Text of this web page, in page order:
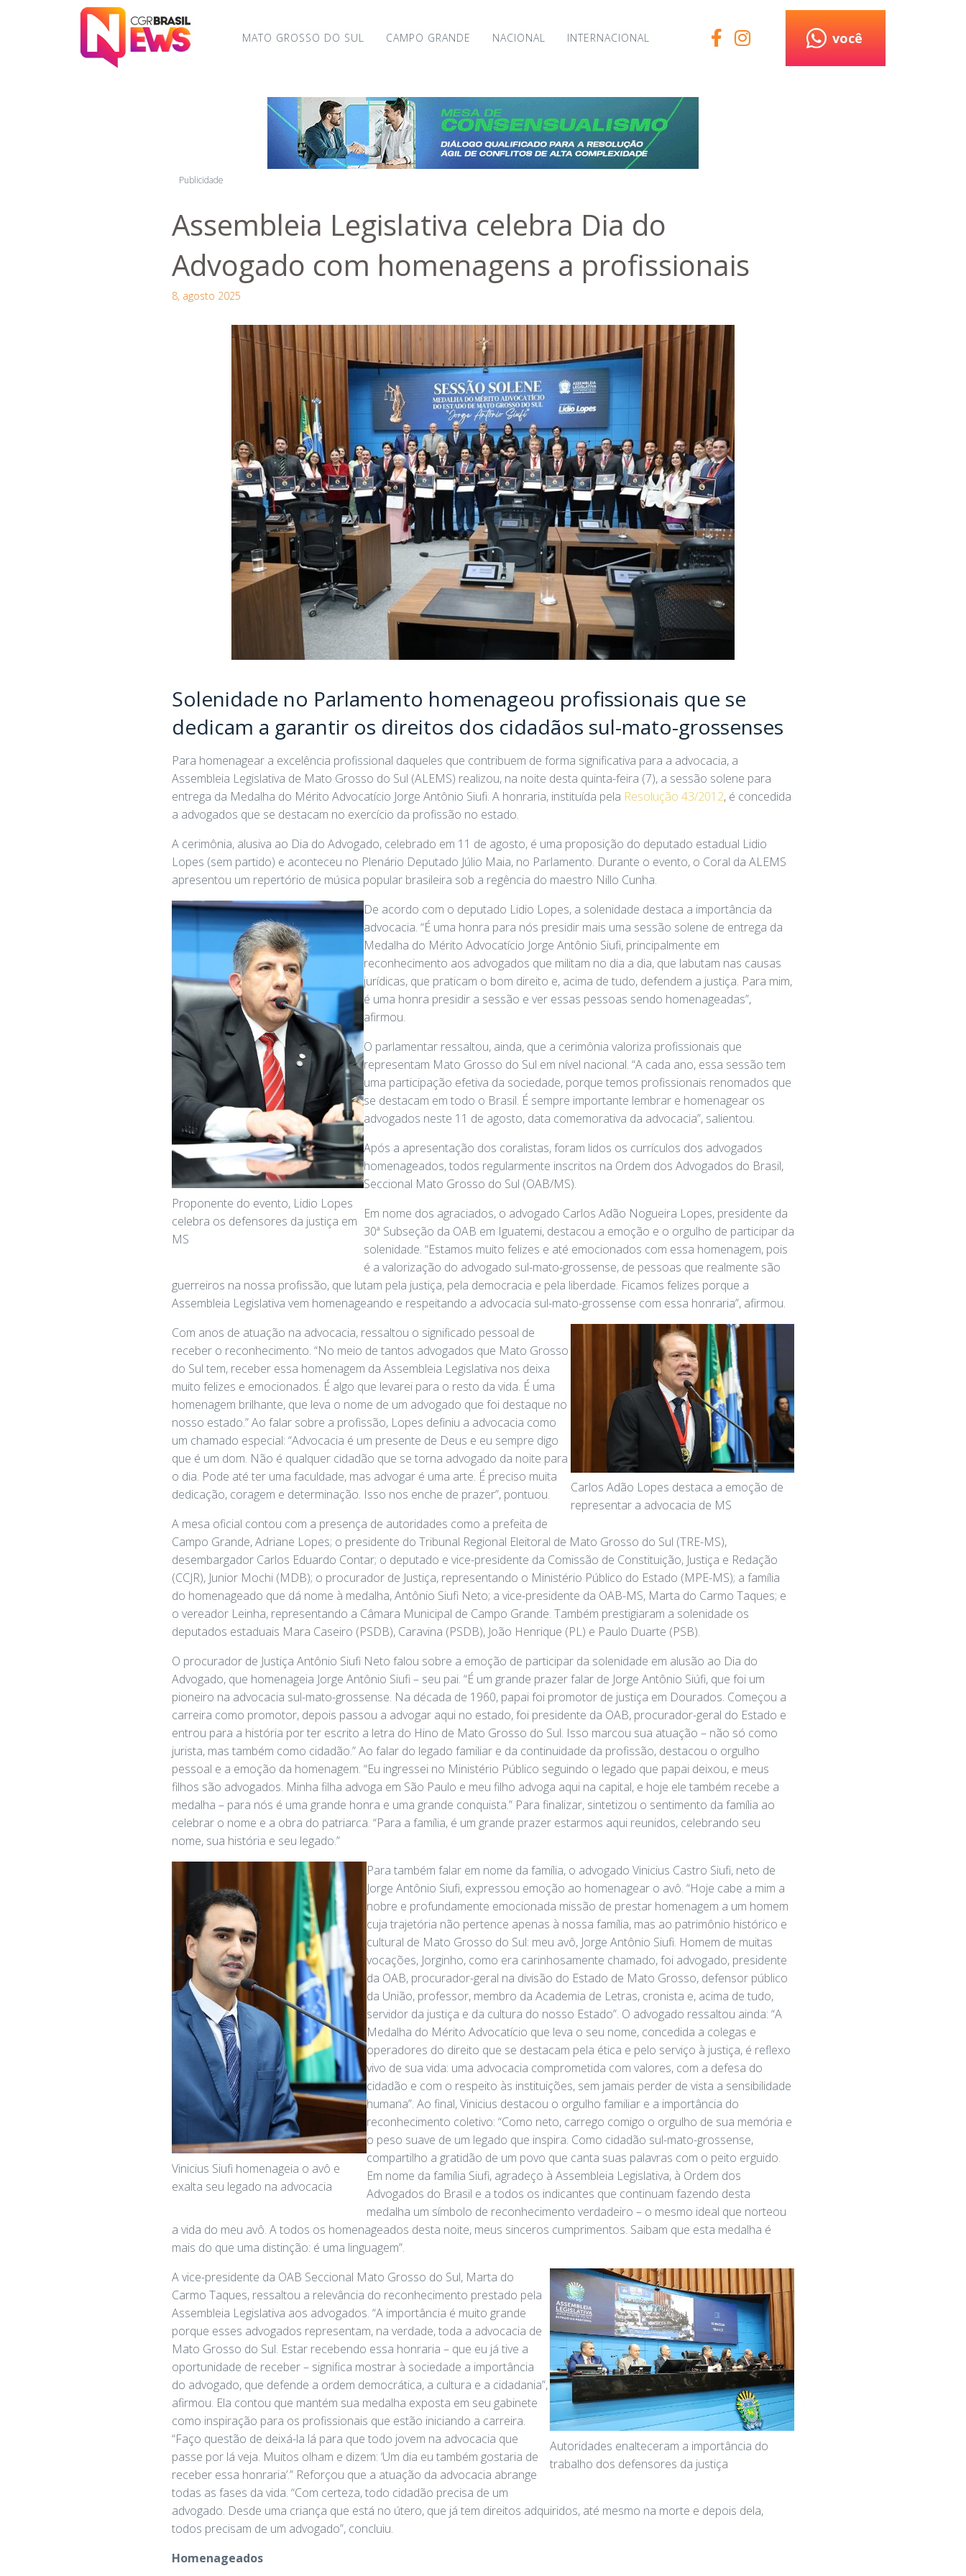
MATO GROSSO DO SUL CAMPO GRANDE NACIONAL INTERNACIONAL você
Publicidade
Assembleia Legislativa celebra Dia do
Advogado com homenagens a profissionais
8, agosto 2025
Solenidade no Parlamento homenageou profissionais que se
dedicam a garantir os direitos dos cidadãos sul-mato-grossenses
Para homenagear a excelência profissional daqueles que contribuem de forma significativa para a advocacia, a
Assembleia Legislativa de Mato Grosso do Sul (ALEMS) realizou, na noite desta quinta-feira (7), a sessão solene para
entrega da Medalha do Mérito Advocatício Jorge Antônio Siufi. A honraria, instituída pela Resolução 43/2012, é concedida
a advogados que se destacam no exercício da profissão no estado.
A cerimônia, alusiva ao Dia do Advogado, celebrado em 11 de agosto, é uma proposição do deputado estadual Lidio
Lopes (sem partido) e aconteceu no Plenário Deputado Júlio Maia, no Parlamento. Durante o evento, o Coral da ALEMS
apresentou um repertório de música popular brasileira sob a regência do maestro Nillo Cunha.
Proponente do evento, Lidio Lopes
celebra os defensores da justiça em
MS
De acordo com o deputado Lidio Lopes, a solenidade destaca a importância da
advocacia. “É uma honra para nós presidir mais uma sessão solene de entrega da
Medalha do Mérito Advocatício Jorge Antônio Siufi, principalmente em
reconhecimento aos advogados que militam no dia a dia, que labutam nas causas
jurídicas, que praticam o bom direito e, acima de tudo, defendem a justiça. Para mim,
é uma honra presidir a sessão e ver essas pessoas sendo homenageadas”,
afirmou.
O parlamentar ressaltou, ainda, que a cerimônia valoriza profissionais que
representam Mato Grosso do Sul em nível nacional. “A cada ano, essa sessão tem
uma participação efetiva da sociedade, porque temos profissionais renomados que
se destacam em todo o Brasil. É sempre importante lembrar e homenagear os
advogados neste 11 de agosto, data comemorativa da advocacia”, salientou.
Após a apresentação dos coralistas, foram lidos os currículos dos advogados
homenageados, todos regularmente inscritos na Ordem dos Advogados do Brasil,
Seccional Mato Grosso do Sul (OAB/MS).
Em nome dos agraciados, o advogado Carlos Adão Nogueira Lopes, presidente da
30ª Subseção da OAB em Iguatemi, destacou a emoção e o orgulho de participar da
solenidade. “Estamos muito felizes e até emocionados com essa homenagem, pois
é a valorização do advogado sul-mato-grossense, de pessoas que realmente são
guerreiros na nossa profissão, que lutam pela justiça, pela democracia e pela liberdade. Ficamos felizes porque a
Assembleia Legislativa vem homenageando e respeitando a advocacia sul-mato-grossense com essa honraria”, afirmou.
Carlos Adão Lopes destaca a emoção de
representar a advocacia de MS
Com anos de atuação na advocacia, ressaltou o significado pessoal de
receber o reconhecimento. “No meio de tantos advogados que Mato Grosso
do Sul tem, receber essa homenagem da Assembleia Legislativa nos deixa
muito felizes e emocionados. É algo que levarei para o resto da vida. É uma
homenagem brilhante, que leva o nome de um advogado que foi destaque no
nosso estado.” Ao falar sobre a profissão, Lopes definiu a advocacia como
um chamado especial: “Advocacia é um presente de Deus e eu sempre digo
que é um dom. Não é qualquer cidadão que se torna advogado da noite para
o dia. Pode até ter uma faculdade, mas advogar é uma arte. É preciso muita
dedicação, coragem e determinação. Isso nos enche de prazer”, pontuou.
A mesa oficial contou com a presença de autoridades como a prefeita de
Campo Grande, Adriane Lopes; o presidente do Tribunal Regional Eleitoral de Mato Grosso do Sul (TRE-MS),
desembargador Carlos Eduardo Contar; o deputado e vice-presidente da Comissão de Constituição, Justiça e Redação
(CCJR), Junior Mochi (MDB); o procurador de Justiça, representando o Ministério Público do Estado (MPE-MS); a família
do homenageado que dá nome à medalha, Antônio Siufi Neto; a vice-presidente da OAB-MS, Marta do Carmo Taques; e
o vereador Leinha, representando a Câmara Municipal de Campo Grande. Também prestigiaram a solenidade os
deputados estaduais Mara Caseiro (PSDB), Caravina (PSDB), João Henrique (PL) e Paulo Duarte (PSB).
O procurador de Justiça Antônio Siufi Neto falou sobre a emoção de participar da solenidade em alusão ao Dia do
Advogado, que homenageia Jorge Antônio Siufi – seu pai. “É um grande prazer falar de Jorge Antônio Siúfi, que foi um
pioneiro na advocacia sul-mato-grossense. Na década de 1960, papai foi promotor de justiça em Dourados. Começou a
carreira como promotor, depois passou a advogar aqui no estado, foi presidente da OAB, procurador-geral do Estado e
entrou para a história por ter escrito a letra do Hino de Mato Grosso do Sul. Isso marcou sua atuação – não só como
jurista, mas também como cidadão.” Ao falar do legado familiar e da continuidade da profissão, destacou o orgulho
pessoal e a emoção da homenagem. “Eu ingressei no Ministério Público seguindo o legado que papai deixou, e meus
filhos são advogados. Minha filha advoga em São Paulo e meu filho advoga aqui na capital, e hoje ele também recebe a
medalha – para nós é uma grande honra e uma grande conquista.” Para finalizar, sintetizou o sentimento da família ao
celebrar o nome e a obra do patriarca. “Para a família, é um grande prazer estarmos aqui reunidos, celebrando seu
nome, sua história e seu legado.”
Vinicius Siufi homenageia o avô e
exalta seu legado na advocacia
Para também falar em nome da família, o advogado Vinicius Castro Siufi, neto de
Jorge Antônio Siufi, expressou emoção ao homenagear o avô. “Hoje cabe a mim a
nobre e profundamente emocionada missão de prestar homenagem a um homem
cuja trajetória não pertence apenas à nossa família, mas ao patrimônio histórico e
cultural de Mato Grosso do Sul: meu avô, Jorge Antônio Siufi. Homem de muitas
vocações, Jorginho, como era carinhosamente chamado, foi advogado, presidente
da OAB, procurador-geral na divisão do Estado de Mato Grosso, defensor público
da União, professor, membro da Academia de Letras, cronista e, acima de tudo,
servidor da justiça e da cultura do nosso Estado”. O advogado ressaltou ainda: “A
Medalha do Mérito Advocatício que leva o seu nome, concedida a colegas e
operadores do direito que se destacam pela ética e pelo serviço à justiça, é reflexo
vivo de sua vida: uma advocacia comprometida com valores, com a defesa do
cidadão e com o respeito às instituições, sem jamais perder de vista a sensibilidade
humana”. Ao final, Vinicius destacou o orgulho familiar e a importância do
reconhecimento coletivo: “Como neto, carrego comigo o orgulho de sua memória e
o peso suave de um legado que inspira. Como cidadão sul-mato-grossense,
compartilho a gratidão de um povo que canta suas palavras com o peito erguido.
Em nome da família Siufi, agradeço à Assembleia Legislativa, à Ordem dos
Advogados do Brasil e a todos os indicantes que continuam fazendo desta
medalha um símbolo de reconhecimento verdadeiro – o mesmo ideal que norteou
a vida do meu avô. A todos os homenageados desta noite, meus sinceros cumprimentos. Saibam que esta medalha é
mais do que uma distinção: é uma linguagem”.
Autoridades enalteceram a importância do
trabalho dos defensores da justiça
A vice-presidente da OAB Seccional Mato Grosso do Sul, Marta do
Carmo Taques, ressaltou a relevância do reconhecimento prestado pela
Assembleia Legislativa aos advogados. “A importância é muito grande
porque esses advogados representam, na verdade, toda a advocacia de
Mato Grosso do Sul. Estar recebendo essa honraria – que eu já tive a
oportunidade de receber – significa mostrar à sociedade a importância
do advogado, que defende a ordem democrática, a cultura e a cidadania”,
afirmou. Ela contou que mantém sua medalha exposta em seu gabinete
como inspiração para os profissionais que estão iniciando a carreira.
“Faço questão de deixá-la lá para que todo jovem na advocacia que
passe por lá veja. Muitos olham e dizem: ‘Um dia eu também gostaria de
receber essa honraria’.” Reforçou que a atuação da advocacia abrange
todas as fases da vida. “Com certeza, todo cidadão precisa de um
advogado. Desde uma criança que está no útero, que já tem direitos adquiridos, até mesmo na morte e depois dela,
todos precisam de um advogado”, concluiu.
Homenageados